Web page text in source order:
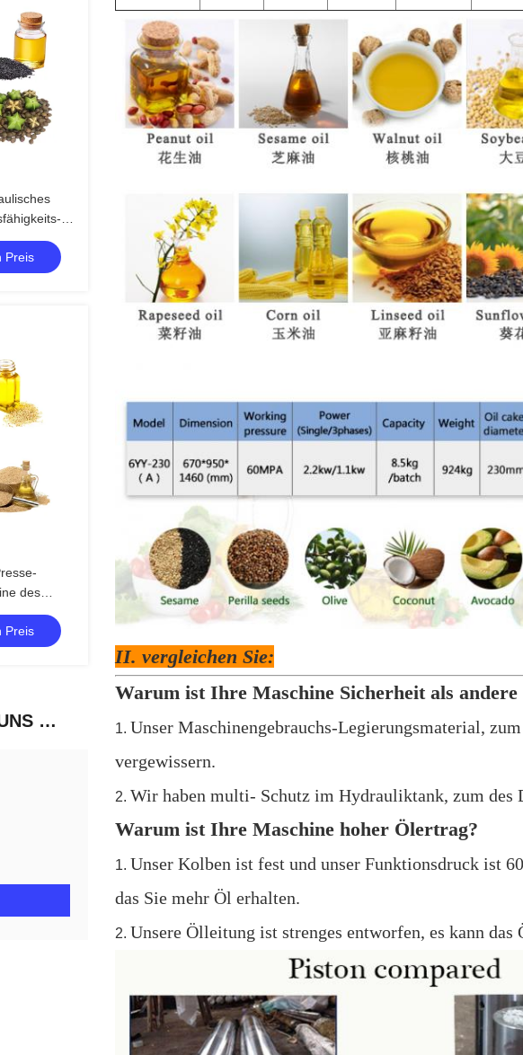
Preis
des
Preis
TRETEN SIE MIT UNS IN VERBINDUNG
II. vergleichen Sie:
Warum ist Ihre Maschine Sicherheit als andere
1. Unser Maschinengebrauchs-Legierungsmaterial,
vergewissern.
2. Wir haben multi- Schutz im Hydrauliktank, zum des
Warum ist Ihre Maschine hoher Ölertrag?
1. Unser Kolben ist fest und unser Funktionsdruck ist
das Sie mehr Öl erhalten.
2. Unsere Ölleitung ist strenges entworfen, es kann